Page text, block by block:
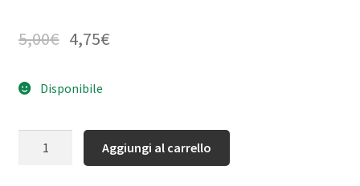
5,00€ 4,75€
Disponibile
Aggiungi al carrello